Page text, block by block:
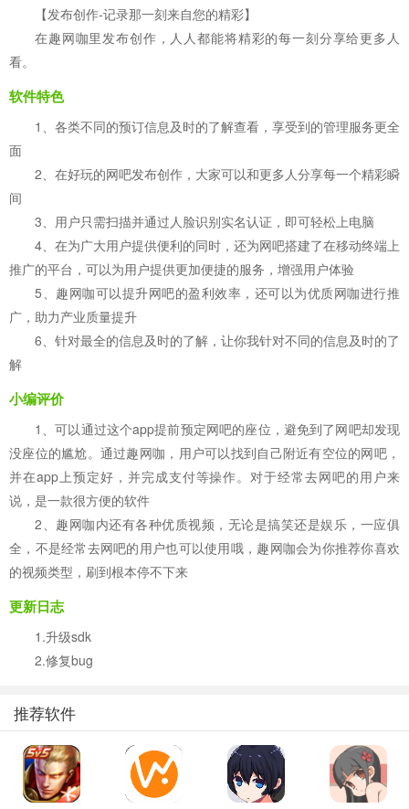
【发布创作-记录那一刻来自您的精彩】
在趣网咖里发布创作，人人都能将精彩的每一刻分享给更多人
看。
软件特色
1、各类不同的预订信息及时的了解查看，享受到的管理服务更全
面
2、在好玩的网吧发布创作，大家可以和更多人分享每一个精彩瞬
间
3、用户只需扫描并通过人脸识别实名认证，即可轻松上电脑
4、在为广大用户提供便利的同时，还为网吧搭建了在移动终端上
推广的平台，可以为用户提供更加便捷的服务，增强用户体验
5、趣网咖可以提升网吧的盈利效率，还可以为优质网咖进行推
广，助力产业质量提升
6、针对最全的信息及时的了解，让你我针对不同的信息及时的了
解
小编评价
1、可以通过这个app提前预定网吧的座位，避免到了网吧却发现
没座位的尴尬。通过趣网咖，用户可以找到自己附近有空位的网吧，
并在app上预定好，并完成支付等操作。对于经常去网吧的用户来
说，是一款很方便的软件
2、趣网咖内还有各种优质视频，无论是搞笑还是娱乐，一应俱
全，不是经常去网吧的用户也可以使用哦，趣网咖会为你推荐你喜欢
的视频类型，刷到根本停不下来
更新日志
1.升级sdk
2.修复bug
推荐软件